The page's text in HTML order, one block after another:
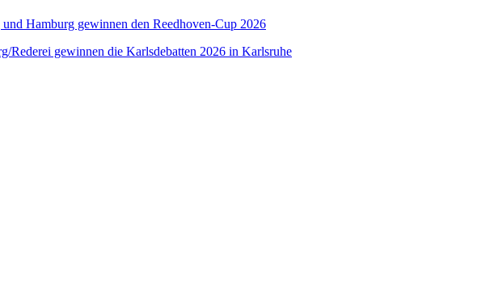
Hamburg gewinnen den Reedhoven-Cup 2026
Rederei gewinnen die Karlsdebatten 2026 in Karlsruhe